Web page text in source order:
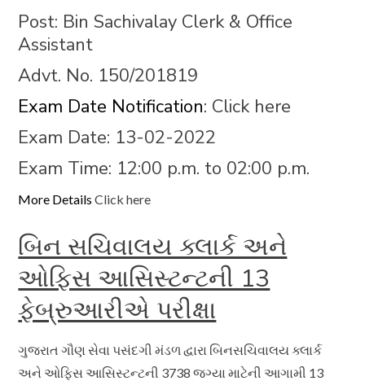
Post: Bin Sachivalay Clerk & Office
Assistant
Advt. No. 150/201819
Exam Date Notification: Click here
Exam Date: 13-02-2022
Exam Time: 12:00 p.m. to 02:00 p.m.
More Details Click here
બિન સચિવાલય ક્લાર્ક અને
ઓફિસ આસિસ્ટન્ટની 13
ફેબ્રુઆરીએ પરીક્ષા
ગુજરાત ગૌણ સેવા પસંદગી મંડળ દ્વારા બિનસચિવાલય ક્લાર્ક
અને ઓફિસ આસિસ્ટન્ટની 3738 જગ્યા માટેની આગામી 13